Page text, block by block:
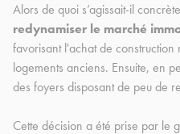
Alors de quoi s’agissait-il
redynamiser le marché
favorisant l'achat de
logements anciens. Ensuite, en
des foyers disposant de peu de
Cette décision a été prise par le